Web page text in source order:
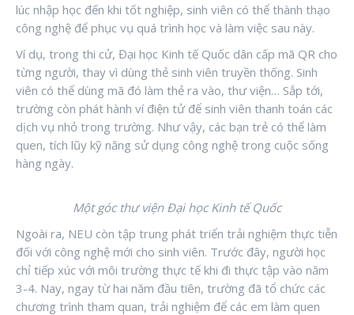
lúc nhập học đến khi tốt nghiệp, sinh viên có thể thành thạo
công nghệ để phục vụ quá trình học và làm việc sau này.
Ví dụ, trong thi cử, Đại học Kinh tế Quốc dân cấp mã QR cho
từng người, thay vì dùng thẻ sinh viên truyền thống. Sinh
viên có thể dùng mã đó làm thẻ ra vào, thư viện… Sắp tới,
trường còn phát hành ví điện tử để sinh viên thanh toán các
dịch vụ nhỏ trong trường. Như vậy, các bạn trẻ có thể làm
quen, tích lũy kỹ năng sử dụng công nghệ trong cuộc sống
hàng ngày.
Một góc thư viện Đại học Kinh tế Quốc
Ngoài ra, NEU còn tập trung phát triển trải nghiệm thực tiễn
đối với công nghệ mới cho sinh viên. Trước đây, người học
chỉ tiếp xúc với môi trường thực tế khi đi thực tập vào năm
3-4. Nay, ngay từ hai năm đầu tiên, trường đã tổ chức các
chương trình tham quan, trải nghiệm để các em làm quen